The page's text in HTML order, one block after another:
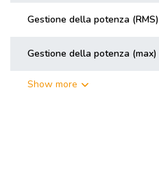
Gestione della potenza (RMS)
Gestione della potenza (max)
Show more